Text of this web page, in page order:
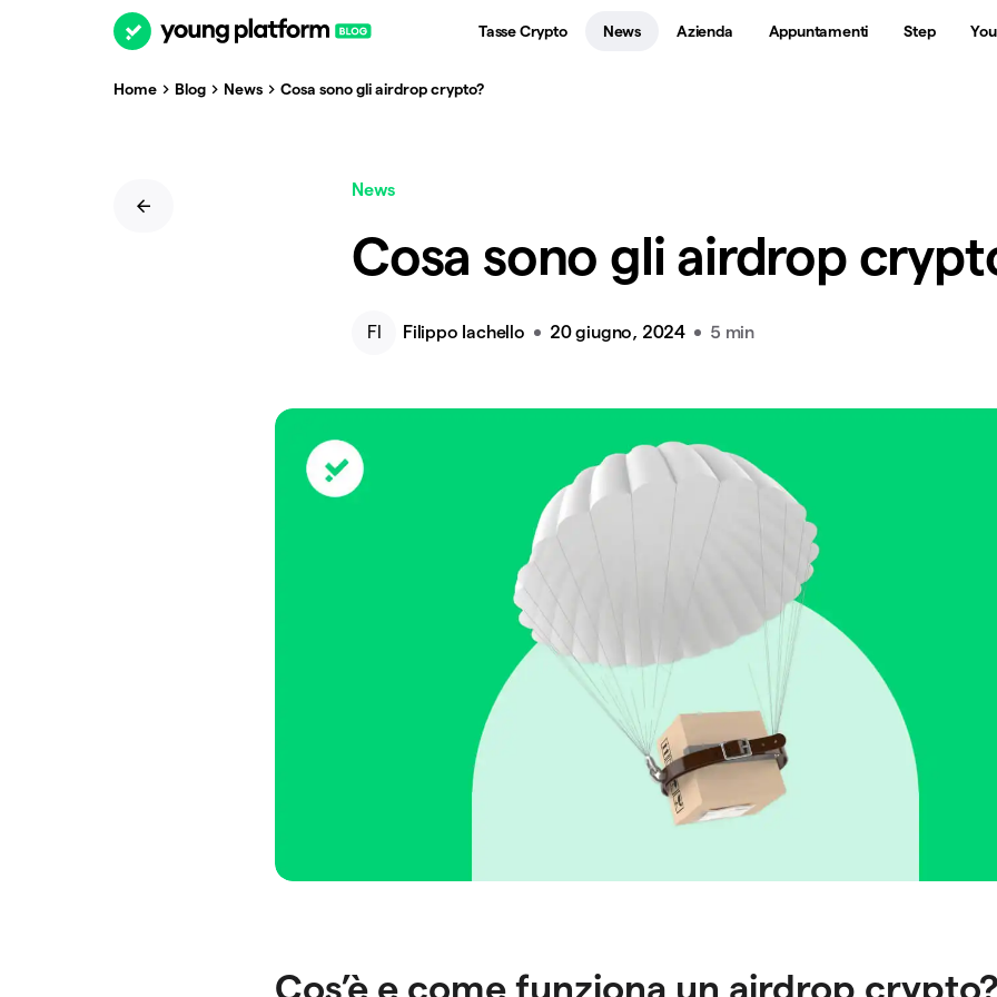
Appuntamenti
Azienda
News Step
Tasse Crypto
Home Blog News Cosa sono gli airdrop crypto?
News
Cosa sono gli airdrop
FI Filippo Iachello 20 giugno, 2024 5 min
Cos’è e come funziona un airdrop